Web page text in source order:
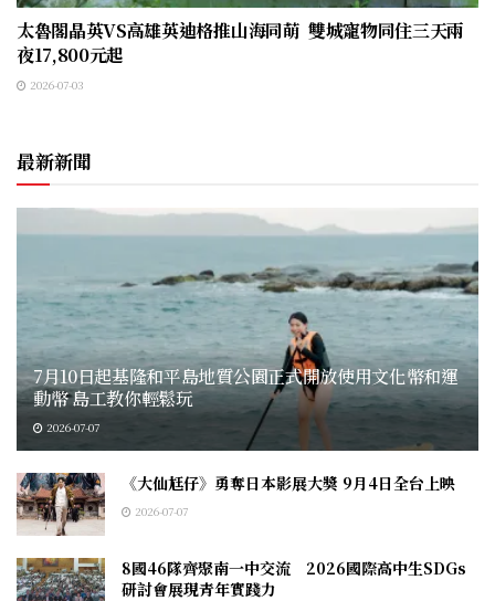
太魯閣晶英VS高雄英迪格推山海同萌 雙城寵物同住三天兩
夜17,800元起
2026-07-03
最新新聞
7月10日起基隆和平島地質公園正式開放使用文化幣和運
動幣 島工教你輕鬆玩
2026-07-07
《大仙尪仔》勇奪日本影展大獎 9月4日全台上映
2026-07-07
8國46隊齊聚南一中交流 2026國際高中生SDGs
研討會展現青年實踐力